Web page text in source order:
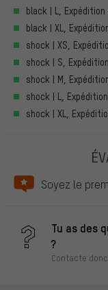
black | L,
black | XL,
shock | XS,
shock | S,
shock | M,
shock | L,
shock | XL,
Soyez le
Tu as des
?
Contacte